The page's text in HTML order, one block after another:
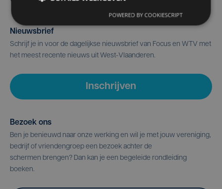
Nieuwsbrief
Schrijf je in voor de dagelijkse nieuwsbrief van Focus en WTV met
het meest recente nieuws uit West-Vlaanderen.
Inschrijven
Bezoek ons
Ben je benieuwd naar onze werking en wil je met jouw vereniging,
bedrijf of vriendengroep een bezoek achter de
schermen brengen? Dan kan je een begeleide rondleiding
boeken.
POWERED BY COOKIESCRIPT